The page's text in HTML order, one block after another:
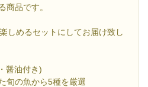
商品です。
しめるセットにしてお届け致し
醤油付き)
旬の魚から5種を厳選